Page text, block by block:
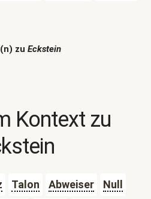
zu Eckstein
Kontext zu
Talon Abweiser Null